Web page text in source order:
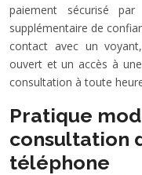
paiement sécurisé
supplémentaire de
contact avec un
ouvert et un accès à
consultation à toute
Pratique
consultation
téléphone